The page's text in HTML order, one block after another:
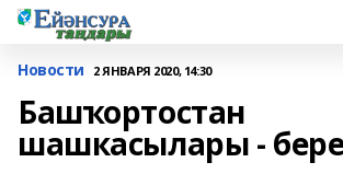
Новости 2 ЯНВАРЯ 2020, 14:30
Башҡортостан
шашкасылары -